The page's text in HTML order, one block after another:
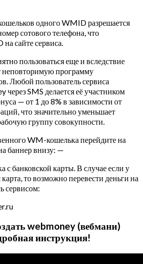
одного WMID разрешается
сотового телефона, что
сайте сервиса.
пользоваться еще и вследствие
неповторимую программу
Любой пользователь сервиса
SMS делается её участником
— от 1 до 8% в зависимости от
что значительно уменьшает
группу совокупности.
WM-кошелька перейдите на
баннер внизу: —
с банковской карты. В случае если у
то возможно перевести деньги на
сервисом:
webmoney (вебмани)
инструкция!